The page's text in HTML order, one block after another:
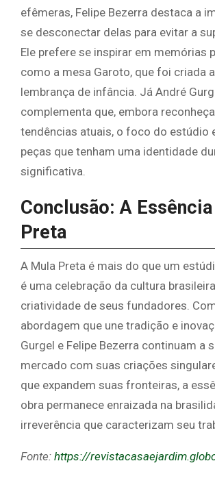
efêmeras, Felipe Bezerra destaca a
se desconectar delas para evitar a
Ele prefere se inspirar em memórias
como a mesa Garoto, que foi criada
lembrança de infância. Já André
complementa que, embora
tendências atuais, o foco do estúdio
peças que tenham uma identidade
significativa.
Conclusão: A
Preta
A Mula Preta é mais do que um
é uma celebração da cultura
criatividade de seus fundadores.
abordagem que une tradição e
Gurgel e Felipe Bezerra continuam a
mercado com suas criações
que expandem suas fronteiras, a
obra permanece enraizada na
irreverência que caracterizam seu
Fonte: https://